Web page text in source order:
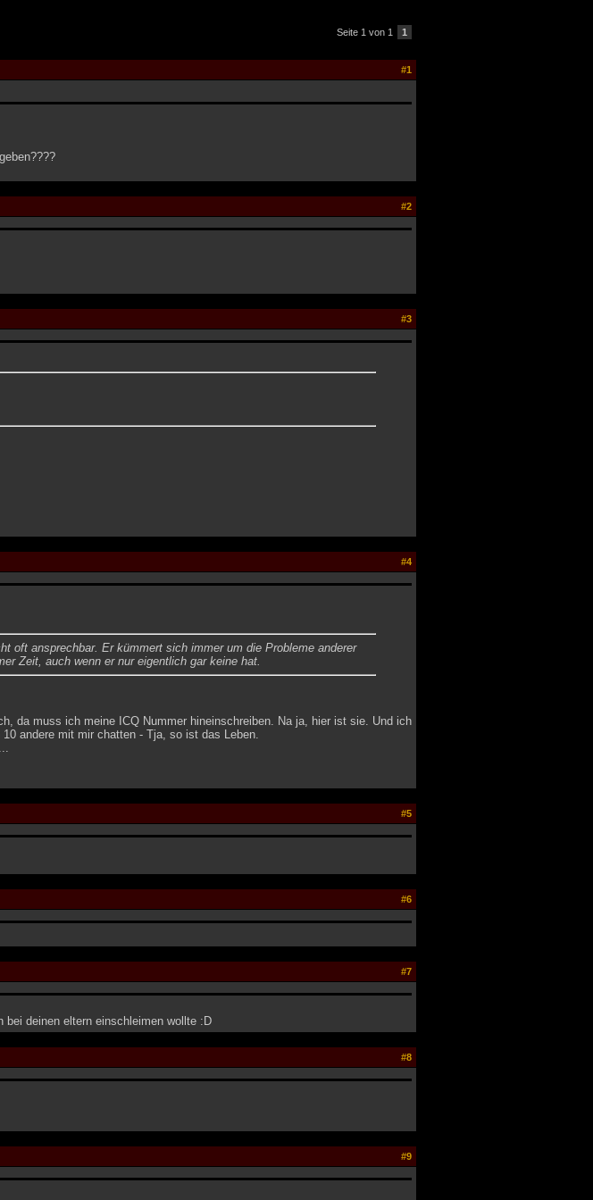
Seite 1 von 1 1
#1
#2
#3
#4
oft ansprechbar. Er kümmert sich immer um die Probleme anderer
Zeit, auch wenn er nur eigentlich gar keine hat.
da muss ich meine ICQ Nummer hineinschreiben. Na ja, hier ist sie. Und ich
andere mit mir chatten - Tja, so ist das Leben.
#5
#6
#7
bei deinen eltern einschleimen wollte :D
#8
#9